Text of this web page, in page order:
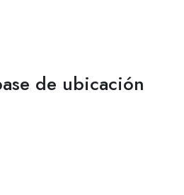
de ubicación